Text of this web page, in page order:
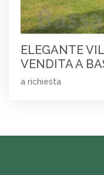
ELEGANTE
VENDITA A
a richiesta